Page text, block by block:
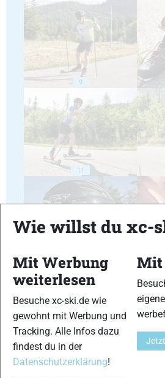
9
11
15
Wie willst du xc-
Mit Werbung
weiterlesen
Besuche xc-ski.de wie
gewohnt mit Werbung und
Tracking. Alle Infos dazu
findest du in der
Datenschutzerklärung!
Mit